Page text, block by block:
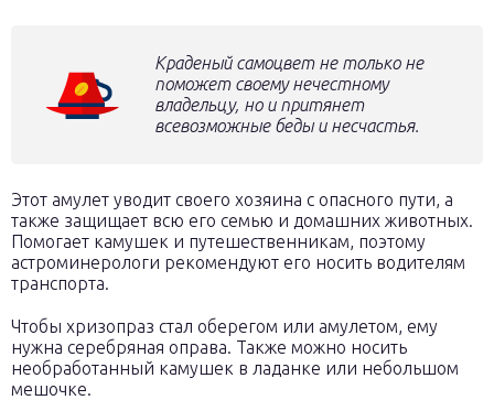
Краденый самоцвет не только не
поможет своему нечестному
владельцу, но и притянет
всевозможные беды и несчастья.
Этот амулет уводит своего хозяина с опасного пути, а
также защищает всю его семью и домашних животных.
Помогает камушек и путешественникам, поэтому
астроминерологи рекомендуют его носить водителям
транспорта.
Чтобы хризопраз стал оберегом или амулетом, ему
нужна серебряная оправа. Также можно носить
необработанный камушек в ладанке или небольшом
мешочке.